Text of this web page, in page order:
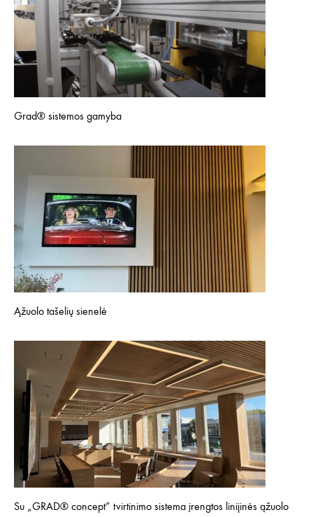
Grad® sistemos gamyba
Ąžuolo tašelių sienelė
Su „GRAD® concept” tvirtinimo sistema įrengtos linijinės ąžuolo